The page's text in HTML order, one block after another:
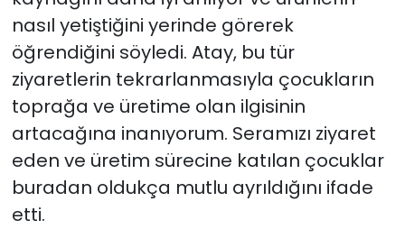
nasıl yetiştiğini yerinde görerek
öğrendiğini söyledi. Atay, bu tür
ziyaretlerin tekrarlanmasıyla çocukların
toprağa ve üretime olan ilgisinin
artacağına inanıyorum. Seramızı ziyaret
eden ve üretim sürecine katılan çocuklar
buradan oldukça mutlu ayrıldığını ifade
etti.